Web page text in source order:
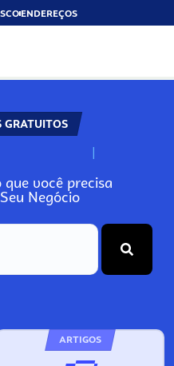
ENDEREÇOS
GRATUITOS
N
você precisa
Negócio
ARTIGOS